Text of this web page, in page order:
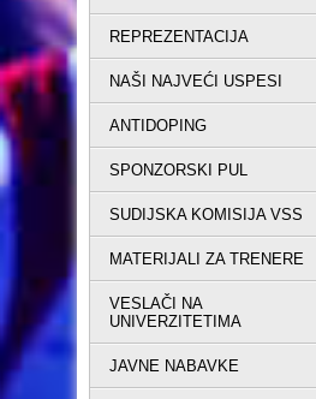
REPREZENTACIJA
NAŠI NAJVEĆI USPESI
ANTIDOPING
SPONZORSKI PUL
SUDIJSKA KOMISIJA VSS
MATERIJALI ZA TRENERE
VESLAČI NA
UNIVERZITETIMA
JAVNE NABAVKE